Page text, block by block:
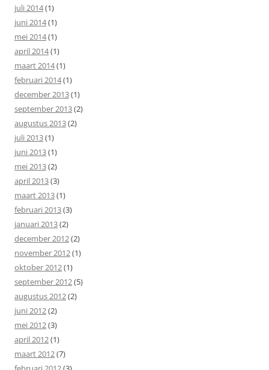
juli 2014(1)
juni 2014(1)
mei 2014(1)
april 2014(1)
maart 2014(1)
februari 2014(1)
december 2013(1)
september 2013(2)
augustus 2013(2)
juli 2013(1)
juni 2013(1)
mei 2013(2)
april 2013(3)
maart 2013(1)
februari 2013(3)
januari 2013(2)
december 2012(2)
november 2012(1)
oktober 2012(1)
september 2012(5)
augustus 2012(2)
juni 2012(2)
mei 2012(3)
april 2012(1)
maart 2012(7)